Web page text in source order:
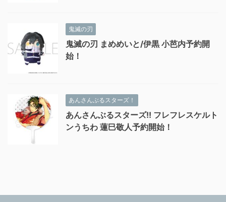
鬼滅の刃
鬼滅の刃 まめめいと/伊黒 小芭内予約開
始！
あんさんぶるスターズ！
あんさんぶるスターズ!! フレフレスケルト
ンうちわ 蓮巳敬人予約開始！